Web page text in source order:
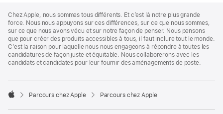
Footer
Chez Apple, nous sommes tous différents. Et c’est là notre plus grande
force. Nous nous appuyons sur ces différences, sur ce que nous sommes,
sur ce que nous avons vécu et sur notre façon de penser. Nous pensons
que pour créer des produits accessibles à tous, il faut inclure tout le monde.
C’est la raison pour laquelle nous nous engageons à répondre à toutes les
candidatures de façon juste et équitable. Nous collaborerons avec les
candidats et candidates pour leur fournir des aménagements de poste.

Parcours chez Apple Parcours chez Apple